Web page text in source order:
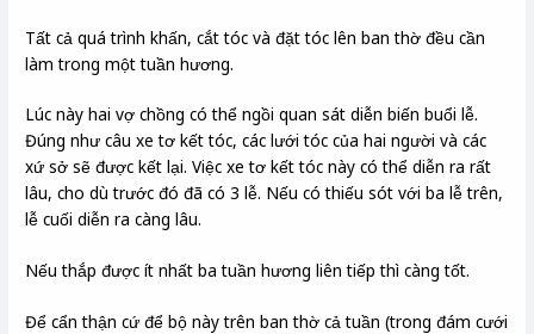
Tất cả quá trình khấn, cắt tóc và đặt tóc lên ban thờ đều cần
làm trong một tuần hương.
Lúc này hai vợ chồng có thể ngồi quan sát diễn biến buổi lễ.
Đúng như câu xe tơ kết tóc, các lưới tóc của hai người và các
xứ sở sẽ được kết lại. Việc xe tơ kết tóc này có thể diễn ra rất
lâu, cho dù trước đó đã có 3 lễ. Nếu có thiếu sót với ba lễ trên,
lễ cuối diễn ra càng lâu.
Nếu thắp được ít nhất ba tuần hương liên tiếp thì càng tốt.
Để cẩn thận cứ để bộ này trên ban thờ cả tuần (trong đám cưới